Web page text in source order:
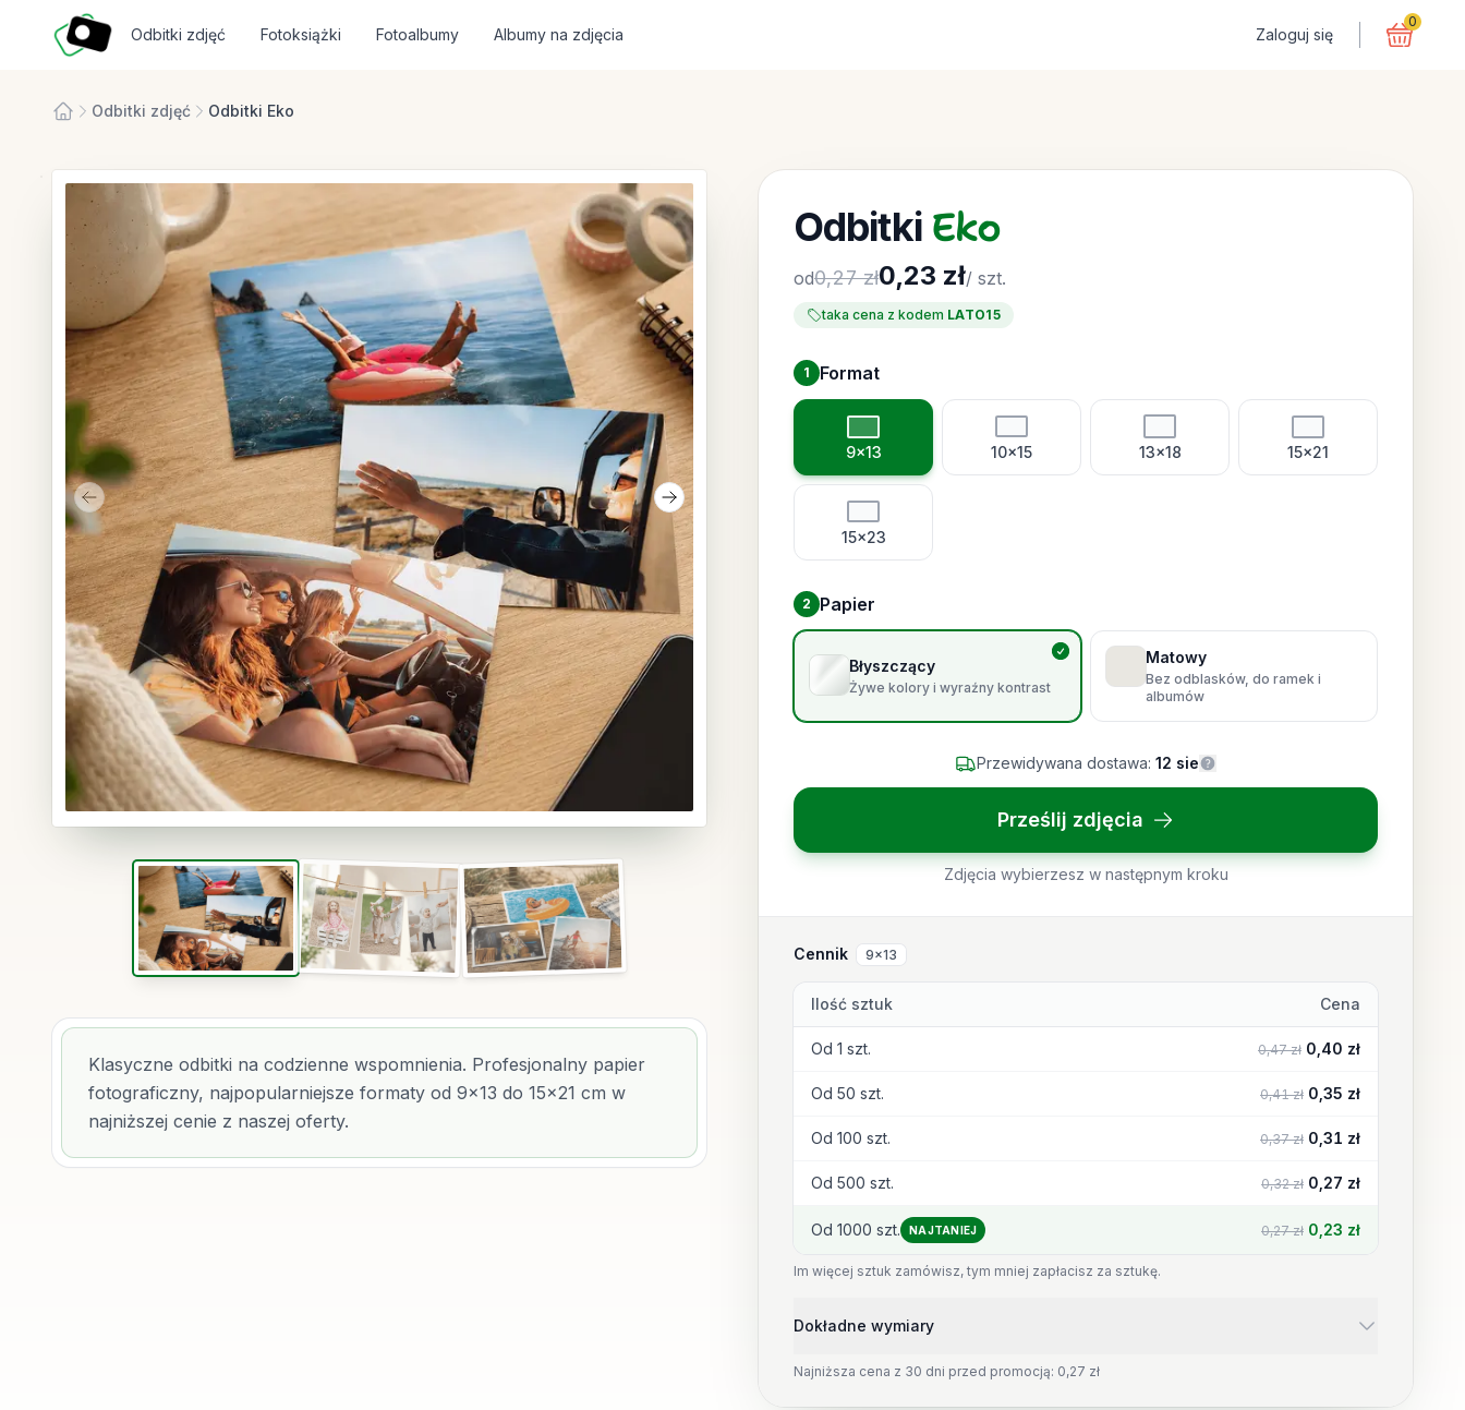
Fotosmart
Odbitki zdjęć Fotoksiążki Fotoalbumy Albumy na zdjęcia Zaloguj się
0
Odbitki zdjęć Odbitki Eko
Poprzedni slajd Następny slajd
Miniatura zdjęcia Odbitki EkoMiniatura zdjęcia Odbitki EkoMiniatura zdjęcia Odbitki Eko
Klasyczne odbitki na codzienne wspomnienia. Profesjonalny papier
fotograficzny, najpopularniejsze formaty od 9x13 do 15x21 cm w
najniższej cenie z naszej oferty.
Odbitki Eko
od0,27 zł0,23 zł/ szt.
taka cena z kodem LATO15
1
Format
Wybierz format
9x13 10x15 13x18 15x21
15x23
2
Papier
Wybierz papier
Błyszczący
Żywe kolory i wyraźny kontrast
Matowy
Bez odblasków, do ramek i
albumów
Przewidywana dostawa: 12 sie
Prześlij zdjęcia
Zdjęcia wybierzesz w następnym kroku
Cennik 9x13
Ilość sztuk Cena
Od 1 szt. 0,47 zł 0,40 zł
Od 50 szt. 0,41 zł 0,35 zł
Od 100 szt. 0,37 zł 0,31 zł
Od 500 szt. 0,32 zł 0,27 zł
Od 1000 szt. NAJTANIEJ 0,27 zł 0,23 zł
Im więcej sztuk zamówisz, tym mniej zapłacisz za sztukę.
Dokładne wymiary
Najniższa cena z 30 dni przed promocją: 0,27 zł